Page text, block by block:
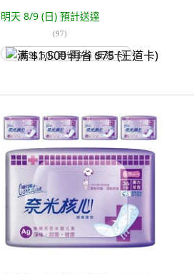
明天 8/9 (日) 預計送達
(97)
满 $1,500 再省 $75 (王道卡)